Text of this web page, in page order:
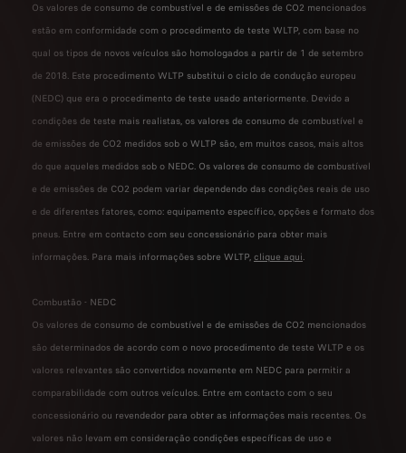
Os valores de consumo de combustível e de emissões de CO2 mencionados
estão em conformidade com o procedimento de teste WLTP, com base no
qual os tipos de novos veículos são homologados a partir de 1 de setembro
de 2018. Este procedimento WLTP substitui o ciclo de condução europeu
(NEDC) que era o procedimento de teste usado anteriormente. Devido a
condições de teste mais realistas, os valores de consumo de combustível e
de emissões de CO2 medidos sob o WLTP são, em muitos casos, mais altos
do que aqueles medidos sob o NEDC. Os valores de consumo de combustível
e de emissões de CO2 podem variar dependendo das condições reais de uso
e de diferentes fatores, como: equipamento específico, opções e formato dos
pneus. Entre em contacto com seu concessionário para obter mais
informações. Para mais informações sobre WLTP, clique aqui.
Combustão - NEDC
Os valores de consumo de combustível e de emissões de CO2 mencionados
são determinados de acordo com o novo procedimento de teste WLTP e os
valores relevantes são convertidos novamente em NEDC para permitir a
comparabilidade com outros veículos. Entre em contacto com o seu
concessionário ou revendedor para obter as informações mais recentes. Os
valores não levam em consideração condições específicas de uso e